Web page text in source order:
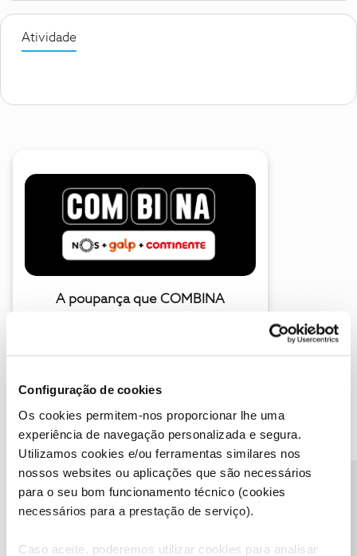
Configuração de cookies
Os cookies permitem-nos proporcionar lhe uma
experiência de navegação personalizada e segura.
Utilizamos cookies e/ou ferramentas similares nos
nossos websites ou aplicações que são necessários
para o seu bom funcionamento técnico (cookies
necessários para a prestação de serviço).
Caso aceite, poderemos utilizar cookies para analisar
Atividade
A poupança que COMBINA
Descubra as novidades de junho